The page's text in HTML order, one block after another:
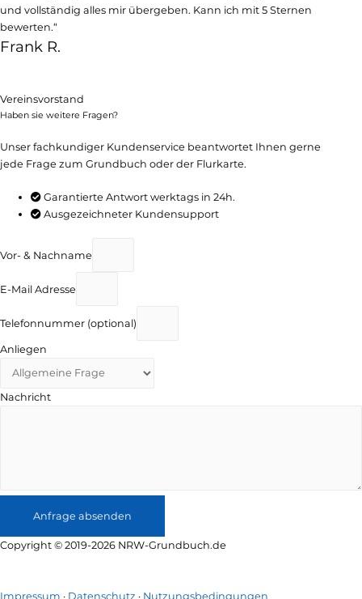
und vollständig alles mir übergeben. Kann ich mit 5 Sternen
bewerten.“
Frank R.
Vereinsvorstand
Haben sie weitere Fragen?
Unser fachkundiger Kundenservice beantwortet Ihnen gerne
jede Frage zum Grundbuch oder der Flurkarte.
Garantierte Antwort werktags in 24h.
Ausgezeichneter Kundensupport
Vor- & Nachname
E-Mail Adresse
Telefonnummer (optional)
Anliegen
Nachricht
Anfrage absenden
Copyright © 2019-2026 NRW-Grundbuch.de
Impressum · Datenschutz · Nutzungsbedingungen